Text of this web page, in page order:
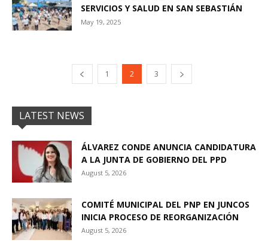
SERVICIOS Y SALUD EN SAN SEBASTIÁN
May 19, 2025
1 2 3
LATEST NEWS
ÁLVAREZ CONDE ANUNCIA CANDIDATURA
A LA JUNTA DE GOBIERNO DEL PPD
August 5, 2026
COMITÉ MUNICIPAL DEL PNP EN JUNCOS
INICIA PROCESO DE REORGANIZACIÓN
August 5, 2026